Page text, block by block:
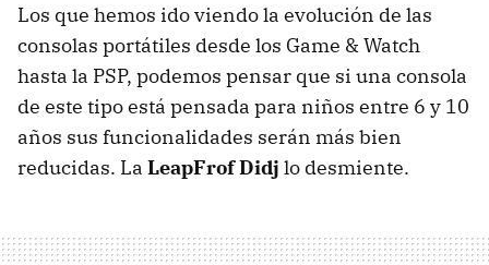
Los que hemos ido viendo la evolución de las
consolas portátiles desde los Game & Watch
hasta la PSP, podemos pensar que si una consola
de este tipo está pensada para niños entre 6 y 10
años sus funcionalidades serán más bien
reducidas. La LeapFrof Didj lo desmiente.